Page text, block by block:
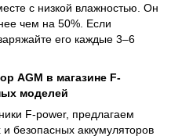
с низкой влажностью. Он
чем на 50%. Если
его каждые 3–6
AGM в магазине F-
моделей
F-power, предлагаем
безопасных аккумуляторов